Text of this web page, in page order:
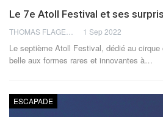
Le 7e Atoll Festival et ses
1 Sep 2022
Le septième Atoll Festival, dédié au
belle aux formes rares et innovantes à…
ESCAPADE